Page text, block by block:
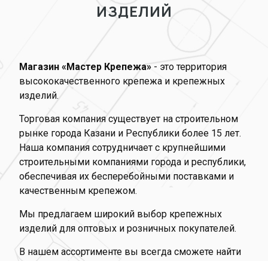
ИЗДЕЛИЙ
Магазин «Мастер Крепежа» - это территория
высококачественного крепежа и крепежных
изделий.
Торговая компания существует на строительном
рынке города Казани и Республики более 15 лет.
Наша компания сотрудничает с крупнейшими
строительными компаниями города и республики,
обеспечивая их бесперебойными поставками и
качественным крепежом.
Мы предлагаем широкий выбор крепежных
изделий для оптовых и розничных покупателей.
В нашем ассортименте вы всегда сможете найти